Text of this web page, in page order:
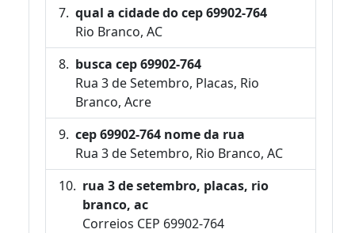
qual a cidade do cep 69902-764
Rio Branco, AC
busca cep 69902-764
Rua 3 de Setembro, Placas, Rio
Branco, Acre
cep 69902-764 nome da rua
Rua 3 de Setembro, Rio Branco, AC
rua 3 de setembro, placas, rio
branco, ac
Correios CEP 69902-764